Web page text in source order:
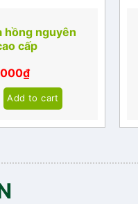
hồng nguyên
cấp
₫
Add to cart